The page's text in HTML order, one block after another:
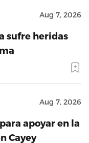
Aug 7, 2026
sufre heridas
Aug 7, 2026
apoyar en la
Cayey